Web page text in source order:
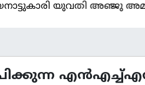
യുവതി അഞ്ജു അമൽ